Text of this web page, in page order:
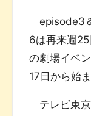
episode3
6は再来週
の劇場イベ
17日から始ま
テレビ東